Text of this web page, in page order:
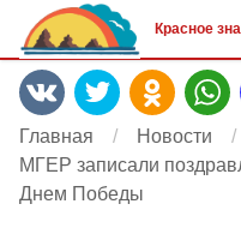
Красное
Главная Новости
МГЕР записали
Днем Победы